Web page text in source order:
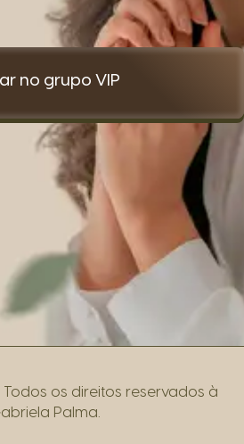
no grupo VIP
os direitos reservados à
Palma.